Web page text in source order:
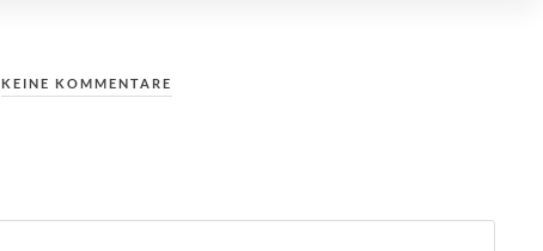
KEINE KOMMENTARE